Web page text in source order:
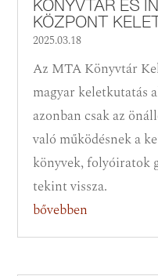
KÖNYVTÁR ÉS
KÖZPONT
2025.03.18
Az MTA Könyvtár
magyar keletkutatás
azonban csak az
való működésnek a
könyvek, folyóiratok
tekint vissza.
bővebben